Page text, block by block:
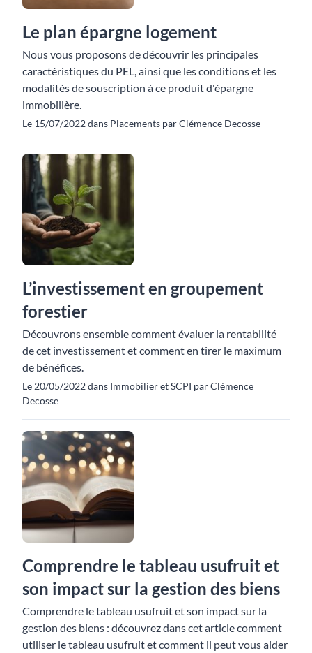
Le plan épargne logement
Nous vous proposons de découvrir les principales
caractéristiques du PEL, ainsi que les conditions et les
modalités de souscription à ce produit d'épargne
immobilière.
Le 15/07/2022 dans Placements par Clémence Decosse
L’investissement en groupement
forestier
Découvrons ensemble comment évaluer la rentabilité
de cet investissement et comment en tirer le maximum
de bénéfices.
Le 20/05/2022 dans Immobilier et SCPI par Clémence
Decosse
Comprendre le tableau usufruit et
son impact sur la gestion des biens
Comprendre le tableau usufruit et son impact sur la
gestion des biens : découvrez dans cet article comment
utiliser le tableau usufruit et comment il peut vous aider